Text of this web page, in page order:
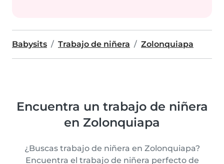
Babysits Trabajo de niñera Zolonquiapa
Encuentra un trabajo de niñera
en Zolonquiapa
¿Buscas trabajo de niñera en Zolonquiapa?
Encuentra el trabajo de niñera perfecto de